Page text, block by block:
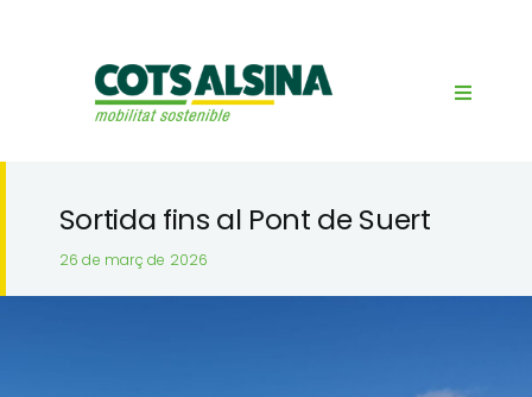
Toggle
Serveis
Horaris Servei Regular
Sortida fins al Pont de Suert
26 de març de 2026